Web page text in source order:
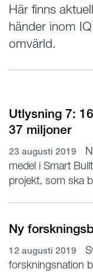
Här finns
händer inom
omvärld.
Utlysning 7:
37 miljoner
23 augusti 2019
medel i Smart
projekt, som ska
Ny
12 augusti 2019
forskningsnation